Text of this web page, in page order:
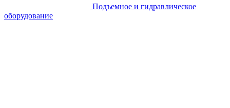
Подъемное и гидравлическое
оборудование